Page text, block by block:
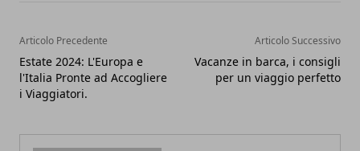
Articolo Precedente
Estate 2024: L'Europa e
l'Italia Pronte ad Accogliere
i Viaggiatori.
Articolo Successivo
Vacanze in barca, i consigli
per un viaggio perfetto